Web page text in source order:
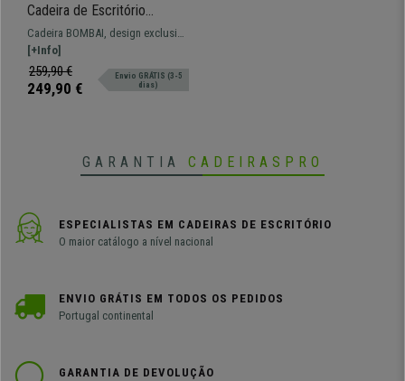
Cadeira de Escritório
BOMBAI, Madeira Nóz,
Design Exclusivo, Em Pele,
Preto
Cadeira BOMBAI, design exclusivo
com fabrico de máxima qualidade
e resistência.
[+Info]
259,90 €
249,90 €
Envio GRÁTIS (3-5
dias)
GARANTIA CADEIRASPRO
ESPECIALISTAS EM CADEIRAS DE ESCRITÓRIO
O maior catálogo a nível nacional
ENVIO GRÁTIS EM TODOS OS PEDIDOS
Portugal continental
GARANTIA DE DEVOLUÇÃO